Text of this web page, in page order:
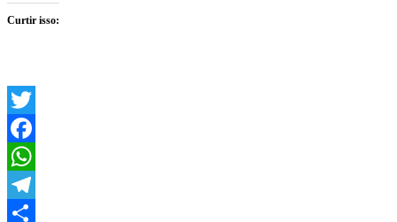
Curtir isso:
Twitter
Facebook
WhatsApp
Telegram